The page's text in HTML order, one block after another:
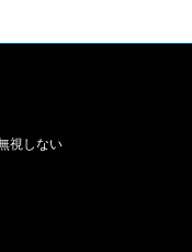
視しない